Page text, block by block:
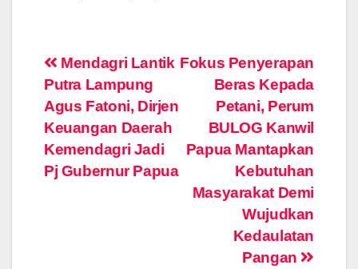
Post
navigation
Fokus Penyerapan
Beras Kepada
Petani, Perum
BULOG Kanwil
Papua Mantapkan
Kebutuhan
Masyarakat Demi
Wujudkan
Kedaulatan
Pangan
Mendagri Lantik
Putra Lampung
Agus Fatoni, Dirjen
Keuangan Daerah
Kemendagri Jadi
Pj Gubernur Papua